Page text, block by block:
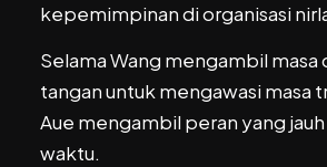
kepemimpinan di organisasi
Selama Wang mengambil
tangan untuk mengawasi masa
Aue mengambil peran yang
waktu.